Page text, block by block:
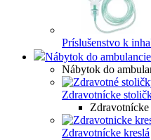
Príslušenstvo k
Nábytok do ambulancie
Nábytok do
Zdravotnícke
Zdravotnícke kreslá